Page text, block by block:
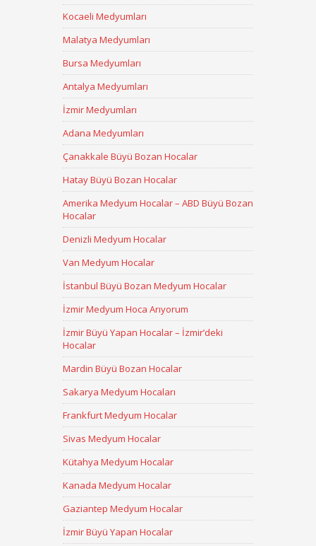
Kocaeli Medyumları
Malatya Medyumları
Bursa Medyumları
Antalya Medyumları
İzmir Medyumları
Adana Medyumları
Çanakkale Büyü Bozan Hocalar
Hatay Büyü Bozan Hocalar
Amerika Medyum Hocalar – ABD Büyü Bozan
Hocalar
Denizli Medyum Hocalar
Van Medyum Hocalar
İstanbul Büyü Bozan Medyum Hocalar
İzmir Medyum Hoca Arıyorum
İzmir Büyü Yapan Hocalar – İzmir’deki
Hocalar
Mardin Büyü Bozan Hocalar
Sakarya Medyum Hocaları
Frankfurt Medyum Hocalar
Sivas Medyum Hocalar
Kütahya Medyum Hocalar
Kanada Medyum Hocalar
Gaziantep Medyum Hocalar
İzmir Büyü Yapan Hocalar